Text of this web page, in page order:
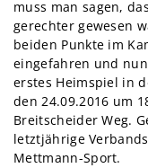
muss man sagen,
gerechter gewesen
beiden Punkte im
eingefahren und
erstes Heimspiel in
den 24.09.2016 um
Breitscheider Weg.
letztjährige
Mettmann-Sport.